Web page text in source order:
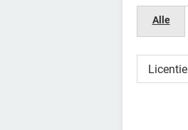
Alle
Licentie